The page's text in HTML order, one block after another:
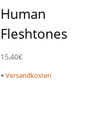
Human
Fleshtones
15,40€
+Versandkosten